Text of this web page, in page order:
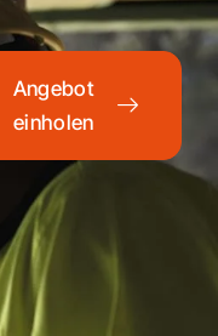
Angebot
einholen